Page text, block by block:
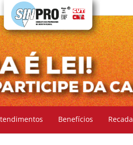
Benefícios